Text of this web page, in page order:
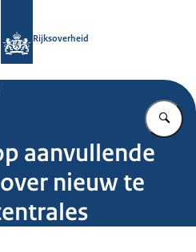
Rijksoverheid
aanvullende
nieuw te